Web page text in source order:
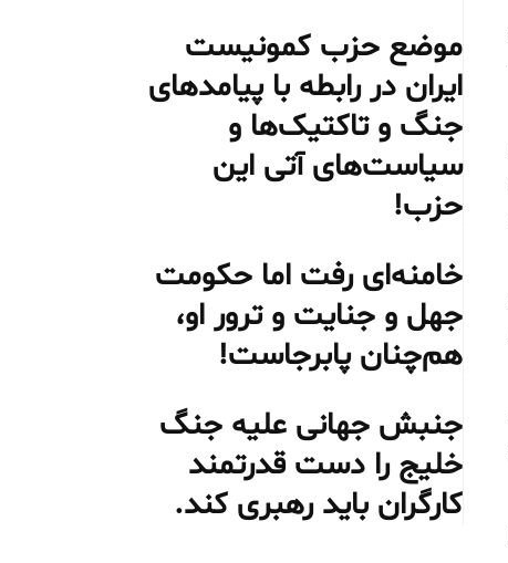
موضع حزب کمونیست
ایران در رابطه با پیامدهای
جنگ و تاکتیک‌ها و
سیاست‌های آتی این
حزب!
خامنه‌ای رفت اما حکومت
جهل و جنایت و ترور او،
هم‌چنان پابرجاست!
جنبش جهانی علیه جنگ
خلیج را دست قدرتمند
کارگران باید رهبری کند.